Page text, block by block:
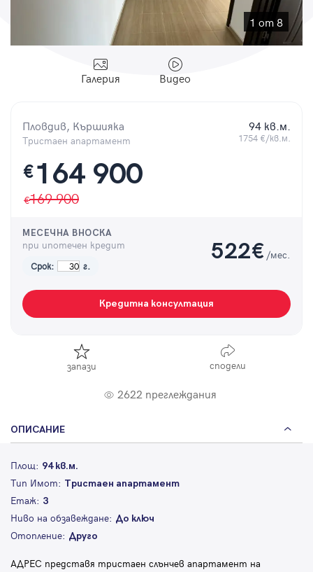
1 от 8
Галерия Видео
Пловдив, Кършияка
Тристаен апартамент
94 кв.м.
1754 €/кв.м.
€164 900
169 900
МЕСЕЧНА ВНОСКА
при ипотечен кредит
Срок: г.
522€ /мес.
Кредитна консултация
запази сподели
2622 преглеждания
ОПИСАНИЕ
Площ: 94 кв.м.
Тип Имот: Тристаен апартамент
Етаж: 3
Ниво на обзавеждане: До ключ
Отопление: Друго
АДРЕС представя тристаен слънчев апартамент на
Забравена парола
Регистрация